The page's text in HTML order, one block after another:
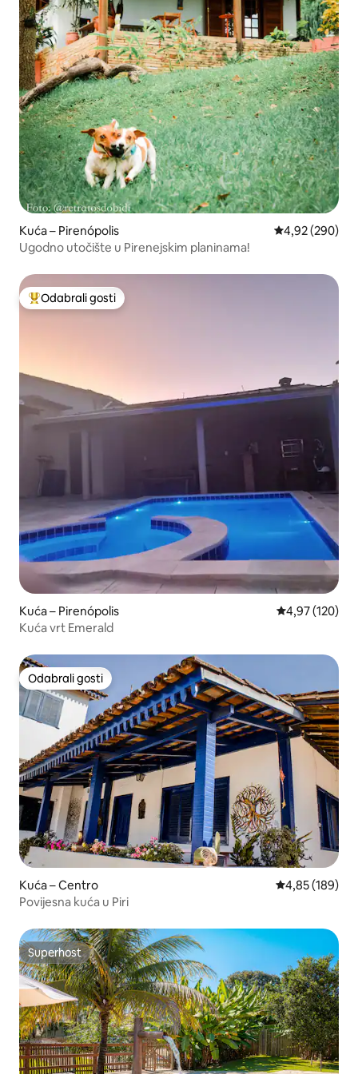
Kuća – Pirenópolis Prosječna
4,92 (290)
Ugodno utočište u Pirenejskim planinama!
Među najviše rangiranima s oznakom „Odabrali gosti”
Odabrali gosti
Kuća – Pirenópolis Prosječna
4,97 (120)
Kuća vrt Emerald
Odabrali gosti
Odabrali gosti
Kuća – Centro Prosječna
4,85 (189)
Povijesna kuća u Piri
Superhost
Superhost